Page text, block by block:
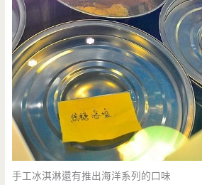
手工冰淇淋還有推出海洋系列的口味